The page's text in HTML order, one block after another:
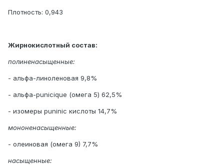
Плотность: 0,943
Жирнокислотный состав:
полиненасыщенные:
- альфа-линоленовая 9,8%
- альфа-punicique (омега 5) 62,5%
- изомеры рuninic кислоты 14,7%
мононенасыщенные:
- олеиновая (омега 9) 7,7%
насыщенные: